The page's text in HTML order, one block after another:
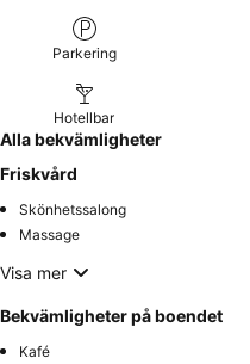
Parkering
Hotellbar
Alla bekvämligheter
Friskvård
Skönhetssalong
Massage
Visa mer
Bekvämligheter på boendet
Kafé